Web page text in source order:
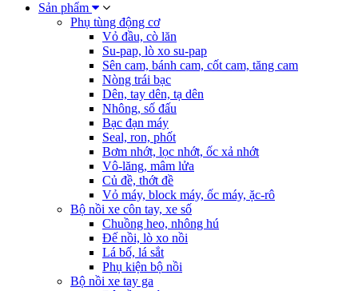
Sản phẩm
Phụ tùng động cơ
Vỏ đầu, cò lăn
Su-pap, lò xo su-pap
Sên cam, bánh cam, cốt cam, tăng cam
Nòng trái bạc
Dên, tay dên, tạ dên
Nhông, số đấu
Bạc đạn máy
Seal, ron, phốt
Bơm nhớt, lọc nhớt, ốc xả nhớt
Vô-lăng, mâm lửa
Củ đề, thớt đề
Vỏ máy, block máy, ốc máy, ặc-rô
Bộ nồi xe côn tay, xe số
Chuồng heo, nhông hú
Đế nồi, lò xo nồi
Lá bố, lá sắt
Phụ kiện bộ nồi
Bộ nồi xe tay ga